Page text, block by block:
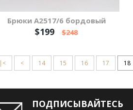
Брюки А2517/6 бордовый
$199 $248
|< < 14 15 16 17 18
ПОДПИСЫВАЙТЕСЬ